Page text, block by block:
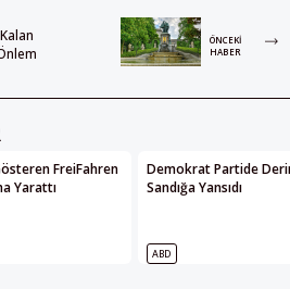
ÖNCEKI
HABER
FreiFahren
Yarattı
Demokrat Partide
Sandığa Yansıdı
ABD